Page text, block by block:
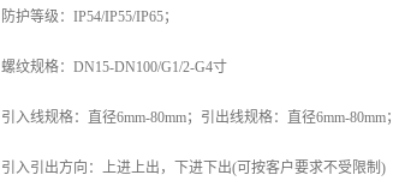
防护等级：IP54/IP55/IP65；
螺纹规格：DN15-DN100/G1/2-G4寸
引入线规格：直径6mm-80mm；引出线规格：直径6mm-80mm；
引入引出方向：上进上出，下进下出(可按客户要求不受限制)